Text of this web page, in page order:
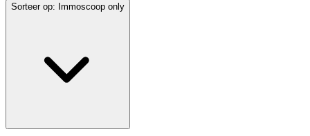
Sorteer op: Immoscoop only